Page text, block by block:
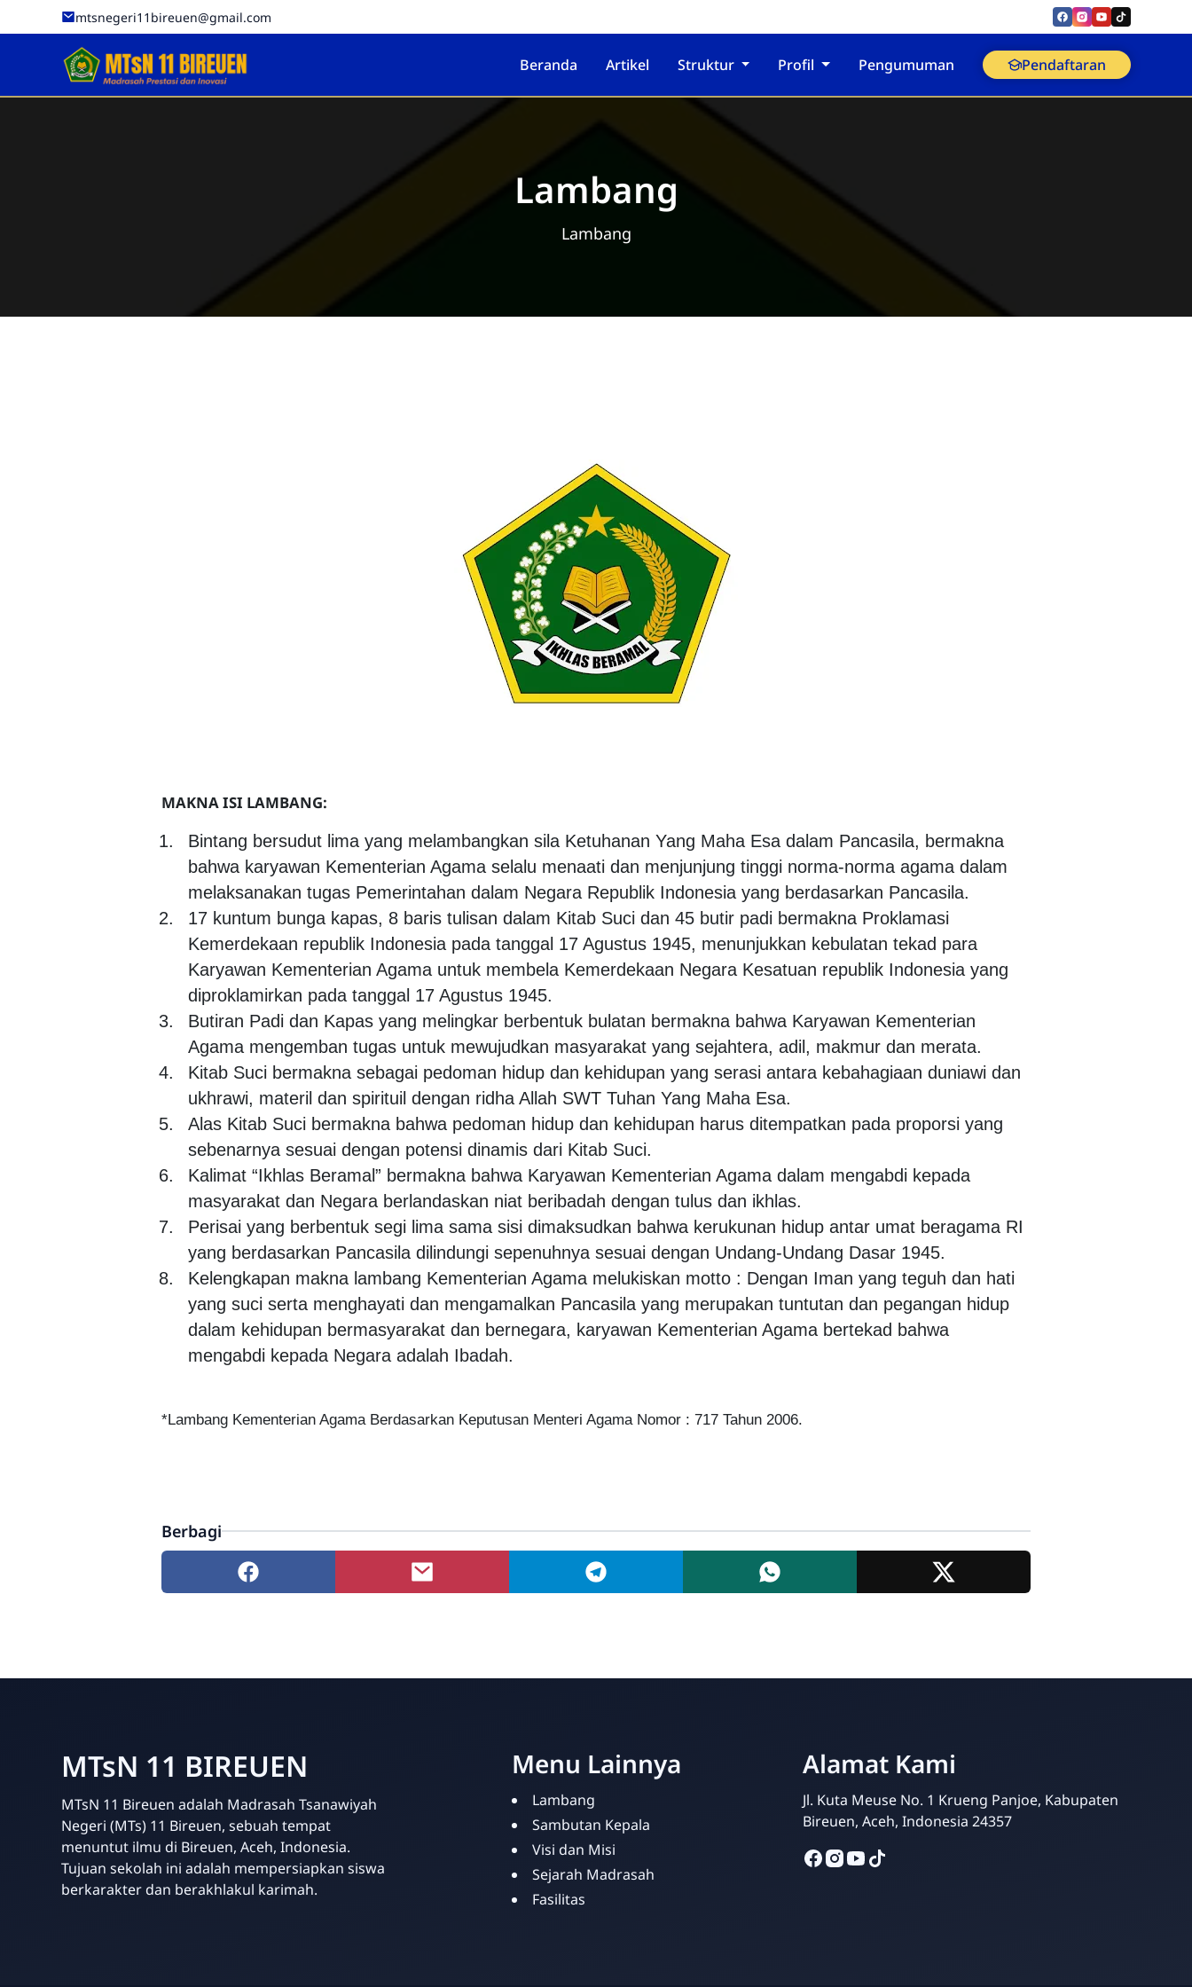
mtsnegeri11bireuen@gmail.com
Official MTsN 11 Bireuen Beranda Artikel Struktur Profil Pengumuman Pendaftaran
Humas Madrasah
Lambang
Lambang
MAKNA ISI LAMBANG:
Bintang bersudut lima yang melambangkan sila Ketuhanan Yang Maha Esa dalam Pancasila, bermakna
bahwa karyawan Kementerian Agama selalu menaati dan menjunjung tinggi norma-norma agama dalam
melaksanakan tugas Pemerintahan dalam Negara Republik Indonesia yang berdasarkan Pancasila.
17 kuntum bunga kapas, 8 baris tulisan dalam Kitab Suci dan 45 butir padi bermakna Proklamasi
Kemerdekaan republik Indonesia pada tanggal 17 Agustus 1945, menunjukkan kebulatan tekad para
Karyawan Kementerian Agama untuk membela Kemerdekaan Negara Kesatuan republik Indonesia yang
diproklamirkan pada tanggal 17 Agustus 1945.
Butiran Padi dan Kapas yang melingkar berbentuk bulatan bermakna bahwa Karyawan Kementerian
Agama mengemban tugas untuk mewujudkan masyarakat yang sejahtera, adil, makmur dan merata.
Kitab Suci bermakna sebagai pedoman hidup dan kehidupan yang serasi antara kebahagiaan duniawi dan
ukhrawi, materil dan spirituil dengan ridha Allah SWT Tuhan Yang Maha Esa.
Alas Kitab Suci bermakna bahwa pedoman hidup dan kehidupan harus ditempatkan pada proporsi yang
sebenarnya sesuai dengan potensi dinamis dari Kitab Suci.
Kalimat “Ikhlas Beramal” bermakna bahwa Karyawan Kementerian Agama dalam mengabdi kepada
masyarakat dan Negara berlandaskan niat beribadah dengan tulus dan ikhlas.
Perisai yang berbentuk segi lima sama sisi dimaksudkan bahwa kerukunan hidup antar umat beragama RI
yang berdasarkan Pancasila dilindungi sepenuhnya sesuai dengan Undang-Undang Dasar 1945.
Kelengkapan makna lambang Kementerian Agama melukiskan motto : Dengan Iman yang teguh dan hati
yang suci serta menghayati dan mengamalkan Pancasila yang merupakan tuntutan dan pegangan hidup
dalam kehidupan bermasyarakat dan bernegara, karyawan Kementerian Agama bertekad bahwa
mengabdi kepada Negara adalah Ibadah.
*Lambang Kementerian Agama Berdasarkan Keputusan Menteri Agama Nomor : 717 Tahun 2006.
Berbagi
MTsN 11 BIREUEN
MTsN 11 Bireuen adalah Madrasah Tsanawiyah
Negeri (MTs) 11 Bireuen, sebuah tempat
menuntut ilmu di Bireuen, Aceh, Indonesia.
Tujuan sekolah ini adalah mempersiapkan siswa
berkarakter dan berakhlakul karimah.
Menu Lainnya
Lambang
Sambutan Kepala
Visi dan Misi
Sejarah Madrasah
Fasilitas
Alamat Kami
Jl. Kuta Meuse No. 1 Krueng Panjoe, Kabupaten
Bireuen, Aceh, Indonesia 24357